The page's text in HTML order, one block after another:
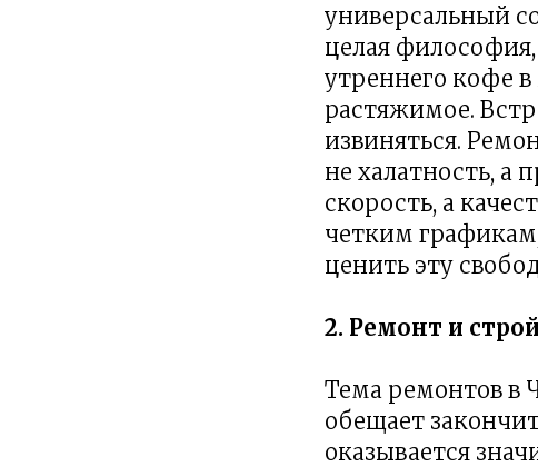
универсальный
целая
утреннего кофе
растяжимое.
извиняться.
не халатность, а
скорость, а
четким
ценить эту
2. Ремонт и
Тема ремонтов в
обещает
оказывается